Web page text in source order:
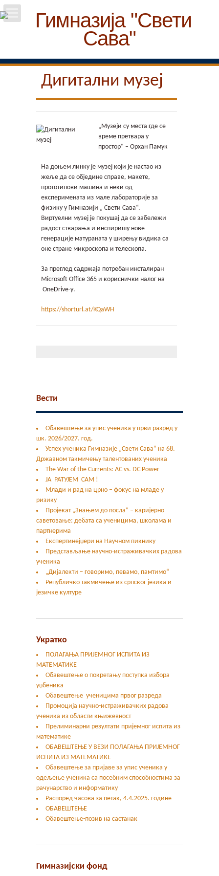
Пројекти
Гимфест 14
Дигитални музеј
„Музеји су места где се
време претвара у
простор“ – Орхан Памук
На доњем линку је музеј који је настао из
жеље да се обједине справе, макете,
прототипови машина и неки од
експеримената из мале лабораторије за
физику у Гимназији „ Свети Сава“.
Виртуелни музеј је покушај да се забележи
радост стварања и инспиришу нове
генерације матураната у ширењу видика са
оне стране микроскопа и телескопа.
За преглед садржаја потребан инсталиран
Microsoft Office 365 и кориснички налог на
OneDrive-у.
https://shorturl.at/KQaWH
Вести
Обавештење за упис ученика у први разред у
шк. 2026/2027. год.
Успех ученика Гимназије „Свети Сава“ на 68.
Државном такмичењу талентованих ученика
The War of the Currents: AC vs. DC Power
ЈА РАТУЈЕМ САМ !
Млади и рад на црно – фокус на младе у
ризику
Пројекат „Знањем до посла“ – каријерно
саветовање: дебата са ученицима, школама и
партнерима
Експертинејџери на Научном пикнику
Представљање научно-истраживачких радова
ученика
„Дијалекти – говоримо, певамо, памтимо“
Републичко такмичење из српског језика и
језичке културе
Укратко
ПОЛАГАЊА ПРИЈЕМНОГ ИСПИТА ИЗ
МАТЕМАТИКЕ
Обавештење о покретању поступка избора
уџбеника
Обавештење ученицима првог разреда
Промоција научно-истраживачких радова
ученика из области књижевност
Прелиминарни резултати пријемног испита из
математике
ОБАВЕШТЕЊЕ У ВЕЗИ ПОЛАГАЊА ПРИЈЕМНОГ
ИСПИТА ИЗ МАТЕМАТИКЕ
Oбавештење за пријаве за упис ученика у
одељење ученика са посебним способностима за
рачунарство и информатику
Распоред часова за петак, 4.4.2025. године
ОБАВЕШТЕЊЕ
Обавештење-позив на састанак
Гимназијски фонд